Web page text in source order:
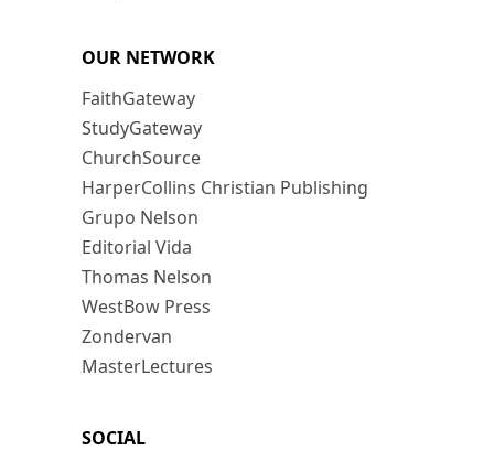
OUR NETWORK
FaithGateway
StudyGateway
ChurchSource
HarperCollins Christian Publishing
Grupo Nelson
Editorial Vida
Thomas Nelson
WestBow Press
Zondervan
MasterLectures
SOCIAL